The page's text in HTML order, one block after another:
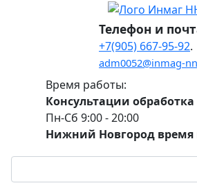
Телефон и
+7(905) 667-95-92.
adm0052@inmag-
Время работы:
Консультации обработка
Пн-Сб 9:00 - 20:00
Нижний Новгород время